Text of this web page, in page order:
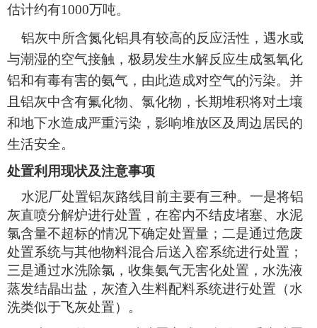
估计约有1000万吨。
铝灰中所含氮化铝具有较高的反应活性，遇水或
与潮湿的空气接触，极易发生水解反应生成氢氧化
铝和有毒有害的氨气，由此造成对空气的污染。并
且铝灰中含有氟化物、氯化物，长期堆积将对土壤
和地下水造成严重污染，影响堆放区及周边居民的
生活安全。
处置利用现状及注意事项
水泥厂处置铝灰路线目前主要有三种。一是将铝
灰直喷分解炉进行处置，在窑内不结皮堵塞、水泥
氯含量不超标的情况下确定处置量；二是通过危废
处置系统与其他物料混合后送入窑系统进行处置；
三是通过水洗除氯，收集氨气无害化处置，水洗液
蒸发结晶出盐，灰渣入生料配料系统进行处置（水
洗类似于飞灰处置）。